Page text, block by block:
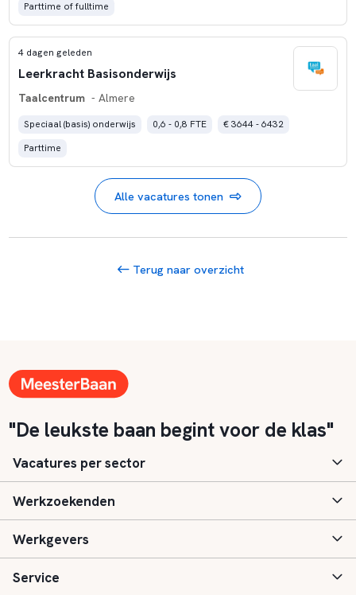
Parttime of fulltime
4 dagen geleden
Leerkracht Basisonderwijs
Taalcentrum - Almere
Speciaal (basis) onderwijs 0,6 - 0,8 FTE
€ 3644 - 6432
Parttime
Alle vacatures tonen
Terug naar overzicht
"De leukste baan begint voor de klas"
Vacatures per sector
Basisonderwijs
Speciaal (basis) onderwijs
Voortgezet onderwijs
Werkzoekenden
Aanmelden
Vacatures
Werkgevers
Inloggen
Service